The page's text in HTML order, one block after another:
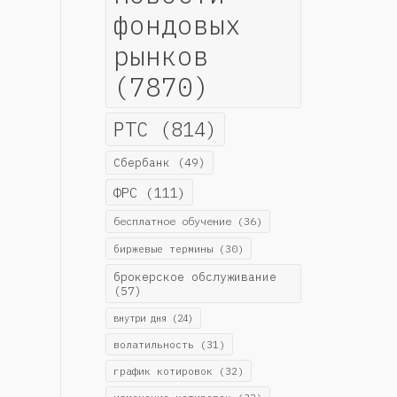
фондовых
рынков
(7870)
РТС (814)
Сбербанк (49)
ФРС (111)
бесплатное обучение(36)
биржевые термины(30)
брокерское обслуживание
(57)
внутри дня (24)
волатильность (31)
график котировок (32)